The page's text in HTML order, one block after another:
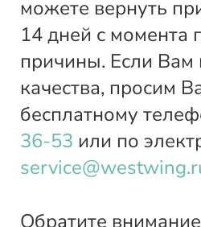
можете вернуть
14 дней с момента
причины. Если Вам
качества, просим
бесплатному
36-53 или по
Обратите